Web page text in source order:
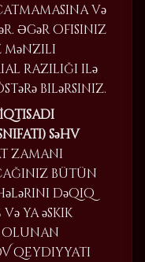
və
Əgər ofisiniz
mənzili
razılığı ilə
bilərsiniz.
səhv
zamanı
bütün
dəqiq
ya əskik
olunan
qeydiyyatı